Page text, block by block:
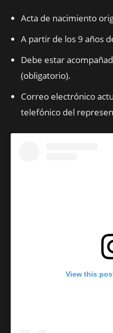
Acta de nacimiento
A partir de los 9 años
Debe estar
(obligatorio).
Correo electrónico
telefónico del
View this